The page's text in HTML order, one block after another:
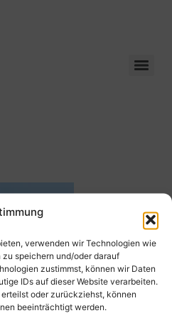
verwenden wir Technologien wie
speichern und/oder darauf
zustimmst, können wir Daten
IDs auf dieser Website verarbeiten.
oder zurückziehst, können
beeinträchtigt werden.